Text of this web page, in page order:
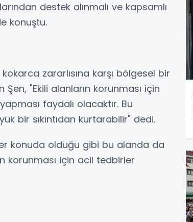
destek alınmalı ve kapsamlı
konuştu.
zararlısına karşı bölgesel bir
"Ekili alanların korunması için
faydalı olacaktır. Bu
bir sıkıntıdan kurtarabilir" dedi.
konuda olduğu gibi bu alanda da
korunması için acil tedbirler